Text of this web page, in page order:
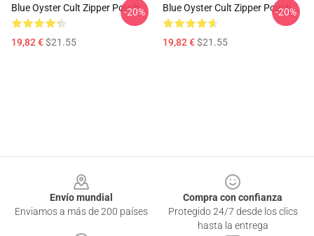
Blue Oyster Cult Zipper Pouch
19,82 €$21.55
-20% Blue Oyster Cult Zipper Pouch
19,82 €$21.55
-20%
Envío mundial
Enviamos a más de 200 países
Compra con confianza
Protegido 24/7 desde los clics
hasta la entrega